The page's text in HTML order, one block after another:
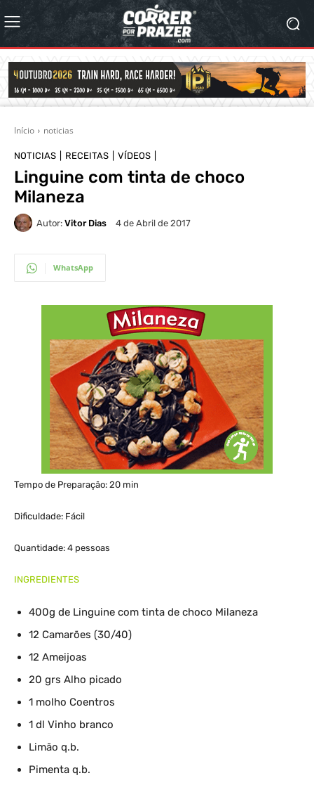
Início noticias
NOTICIAS RECEITAS VÍDEOS
Linguine com tinta de choco
Milaneza
Autor: Vitor Dias 4 de Abril de 2017
WhatsApp
Tempo de Preparação: 20 min
Dificuldade: Fácil
Quantidade: 4 pessoas
INGREDIENTES
400g de Linguine com tinta de choco Milaneza
12 Camarões (30/40)
12 Ameijoas
20 grs Alho picado
1 molho Coentros
1 dl Vinho branco
Limão q.b.
Pimenta q.b.